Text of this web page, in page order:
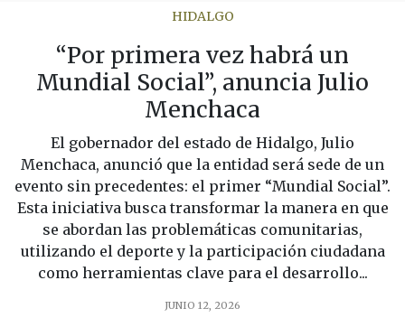
HIDALGO
“Por primera vez habrá un
Mundial Social”, anuncia Julio
Menchaca
El gobernador del estado de Hidalgo, Julio
Menchaca, anunció que la entidad será sede de un
evento sin precedentes: el primer “Mundial Social”.
Esta iniciativa busca transformar la manera en que
se abordan las problemáticas comunitarias,
utilizando el deporte y la participación ciudadana
como herramientas clave para el desarrollo...
JUNIO 12, 2026